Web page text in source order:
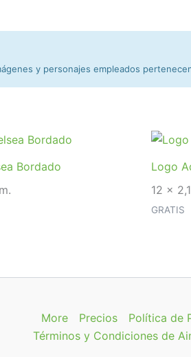
y personajes empleados
Bordado
Logo
12 x
GRATIS
More Precios
Política de
Términos y Condiciones de